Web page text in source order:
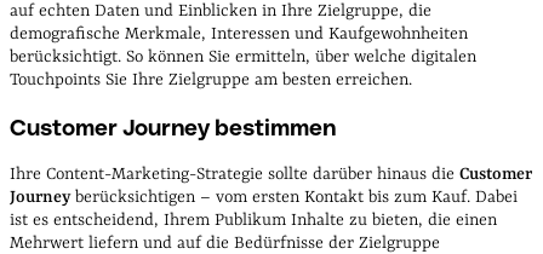
auf echten Daten und Einblicken in Ihre Zielgruppe, die
demografische Merkmale, Interessen und Kaufgewohnheiten
berücksichtigt. So können Sie ermitteln, über welche digitalen
Touchpoints Sie Ihre Zielgruppe am besten erreichen.
Customer Journey bestimmen
Ihre Content-Marketing-Strategie sollte darüber hinaus die Customer
Journeyberücksichtigen – vom ersten Kontakt bis zum Kauf. Dabei
ist es entscheidend, Ihrem Publikum Inhalte zu bieten, die einen
Mehrwert liefern und auf die Bedürfnisse der Zielgruppe